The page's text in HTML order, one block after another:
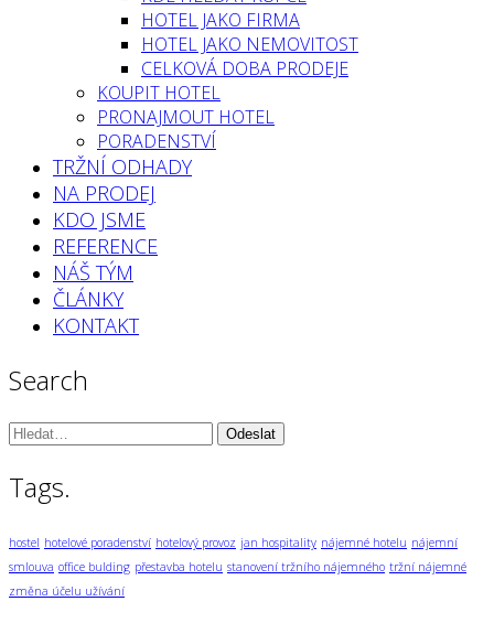
HOTEL JAKO FIRMA
HOTEL JAKO NEMOVITOST
CELKOVÁ DOBA PRODEJE
KOUPIT HOTEL
PRONAJMOUT HOTEL
PORADENSTVÍ
TRŽNÍ ODHADY
NA PRODEJ
KDO JSME
REFERENCE
NÁŠ TÝM
ČLÁNKY
KONTAKT
Search
Vyhledávání:
Tags.
hostel hotelové poradenství hotelový provoz jan hospitality nájemné hotelu nájemní
smlouva office bulding přestavba hotelu stanovení tržního nájemného tržní nájemné
změna účelu užívání